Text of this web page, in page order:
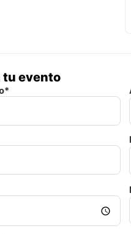
tu evento